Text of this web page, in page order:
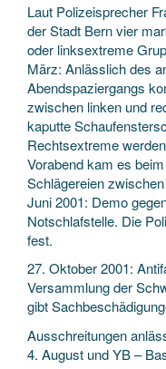
Laut Polizeisprecher
der Stadt Bern vier
oder linksextreme
März: Anlässlich des
Abendspaziergangs
zwischen linken und
kaputte
Rechtsextreme
Vorabend kam es
Schlägereien
Juni 2001: Demo
Notschlafstelle. Die
fest.
27. Oktober 2001:
Versammlung der
gibt
Ausschreitungen
4. August und YB –